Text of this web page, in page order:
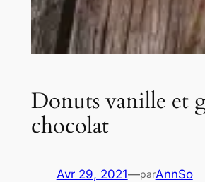
Donuts vanille et
chocolat
Avr 29, 2021—parAnnSo